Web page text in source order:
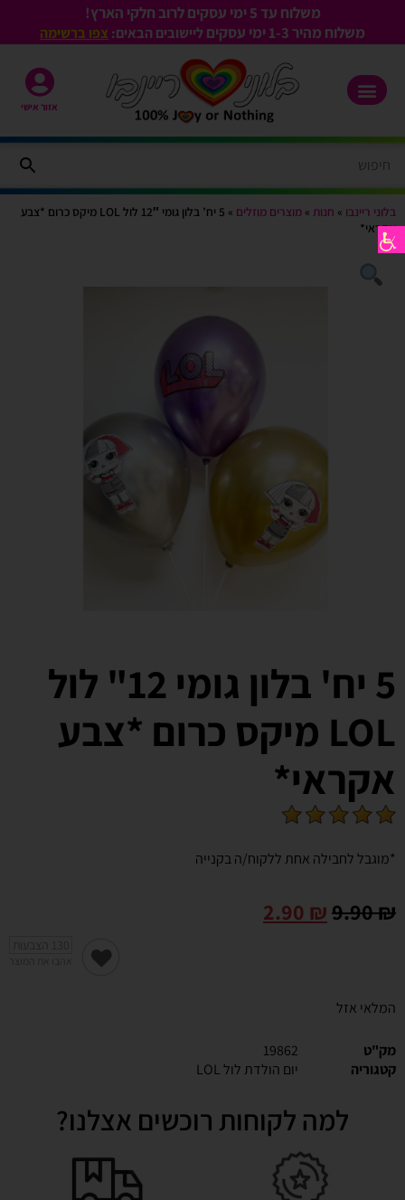
משלוח עד 5 ימי עסקים לרוב חלקי הארץ!
משלוח מהיר 1-3
ימי עסקים ליישובים הבאים: צפו ברשימה
אזור אישי
בלוני ריינבו » חנות » מוצרים מוזלים »
5 יח’ בלון גומי 12″ לול LOL מיקס כרום *צבע
אקראי*
5 יח' בלון גומי 12" לול
LOL מיקס כרום *צבע
אקראי*
*מוגבל לחבילה אחת ללקוח/ה בקנייה
9.90₪
2.90 ₪
המלאי אזל
מק"ט
19862
קטגוריה
יום הולדת לול LOL
למה לקוחות רוכשים אצלנו?